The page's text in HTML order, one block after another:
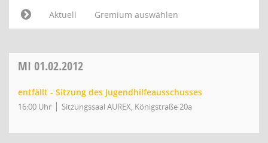
Aktuell
Gremium auswählen
MI 01.02.2012
entfällt - Sitzung des Jugendhilfeausschusses
16:00 Uhr Sitzungssaal AUREX, Königstraße 20a